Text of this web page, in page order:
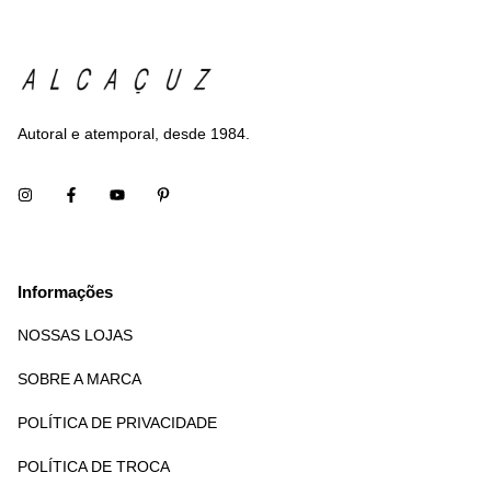
Autoral e atemporal, desde 1984.
Informações
NOSSAS LOJAS
SOBRE A MARCA
POLÍTICA DE PRIVACIDADE
POLÍTICA DE TROCA